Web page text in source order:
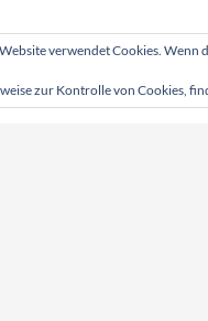
verwendet Cookies.
zur Kontrolle von Cookies,